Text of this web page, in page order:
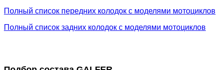
Полный список передних колодок с моделями мотоциклов
Полный список задних колодок с моделями мотоциклов